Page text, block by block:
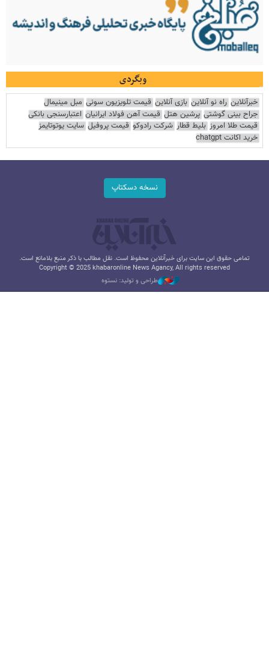
وبگردی
خبرآنلاین راه نو آنلاین بازی آنلاین قیمت تلویزیون سونی مبل مینیمال
جراح بینی گوشتی پرشین هتل قیمت آهن فولاد ایرانیان اعتبارسنجی بانکی
قیمت طلا امروز بلیط قطار شرکت رادوکو قیمت پروفیل سایت یوتوتایمز
خرید اکانت chatgpt
نسخه دسکتاپ
تمامی حقوق این سایت برای خبرآنلاین محفوظ است. نقل مطالب با ذکر منبع بلامانع است.
Copyright © 2025 khabaronline News Agancy, All rights reserved
طراحی و تولید: نستوه